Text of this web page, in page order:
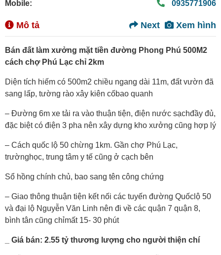
Mobile:
0935771906
Mô tả Xem hình
Next
Bán đất làm xưởng mặt tiền đường Phong Phú 500M2
cách chợ Phú Lạc chỉ 2km
Diện tích hiếm có 500m2 chiều ngang dài 11m, đất vườn đã
sang lấp, tường rào xây kiên cốbao quanh
– Đường 6m xe tải ra vào thuận tiện, điện nước sạchđầy đủ,
đặc biệt có điện 3 pha nên xây dựng kho xưởng cũng hợp lý
– Cách quốc lộ 50 chừng 1km. Gần chợ Phú Lạc,
trườnghọc, trung tâm y tế cũng ở cạch bên
Sổ hồng chính chủ, bao sang tên công chứng
– Giao thông thuận tiện kết nối các tuyến đường Quốclộ 50
và đại lộ Nguyễn Văn Linh nên đi về các quận 7 quận 8,
bình tân cũng chỉmất 15- 30 phút
_ Giá bán: 2.55 tỷ thương lượng cho người thiện chí